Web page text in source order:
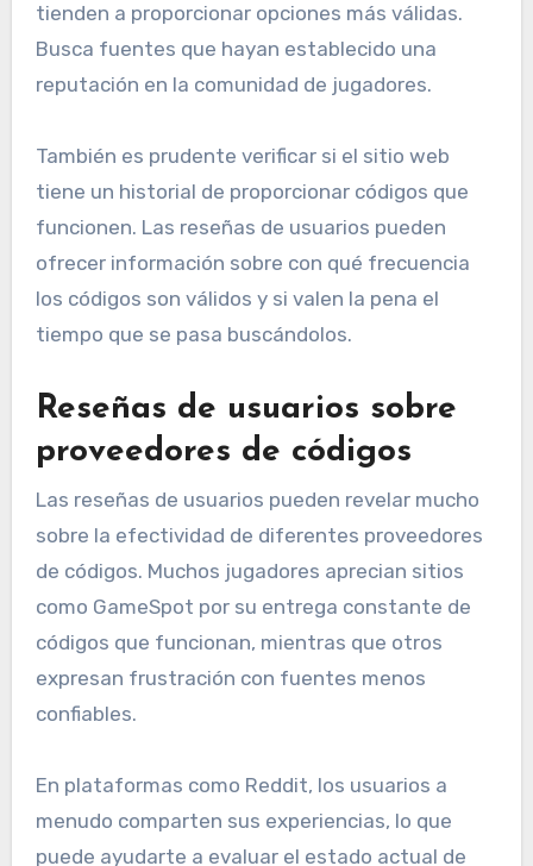
tienden a proporcionar opciones más válidas.
Busca fuentes que hayan establecido una
reputación en la comunidad de jugadores.
También es prudente verificar si el sitio web
tiene un historial de proporcionar códigos que
funcionen. Las reseñas de usuarios pueden
ofrecer información sobre con qué frecuencia
los códigos son válidos y si valen la pena el
tiempo que se pasa buscándolos.
Reseñas de usuarios sobre
proveedores de códigos
Las reseñas de usuarios pueden revelar mucho
sobre la efectividad de diferentes proveedores
de códigos. Muchos jugadores aprecian sitios
como GameSpot por su entrega constante de
códigos que funcionan, mientras que otros
expresan frustración con fuentes menos
confiables.
En plataformas como Reddit, los usuarios a
menudo comparten sus experiencias, lo que
puede ayudarte a evaluar el estado actual de